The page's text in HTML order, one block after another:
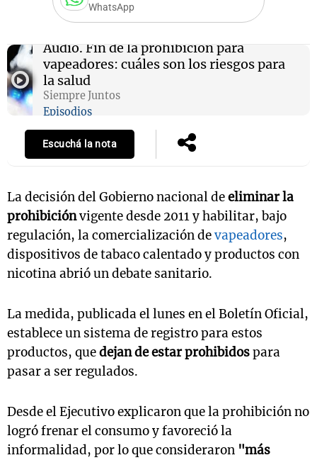
WhatsApp
Audio. Fin de la prohibición para
vapeadores: cuáles son los riesgos para
la salud
Siempre Juntos
Episodios
Escuchá la nota
La decisión del Gobierno nacional deeliminar la
prohibiciónvigente desde 2011 y habilitar, bajo
regulación, la comercialización devapeadores,
dispositivos de tabaco calentado y productos con
nicotina abrió un debate sanitario.
La medida, publicada el lunes en el Boletín Oficial,
establece un sistema de registro para estos
productos, quedejan de estar prohibidospara
pasar a ser regulados.
Desde el Ejecutivo explicaron que la prohibición no
logró frenar el consumo y favoreció la
informalidad, por lo que consideraron "más